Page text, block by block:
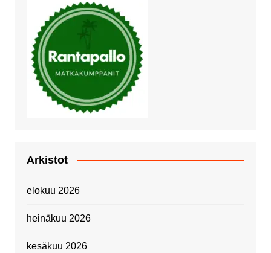
Arkistot
elokuu 2026
heinäkuu 2026
kesäkuu 2026